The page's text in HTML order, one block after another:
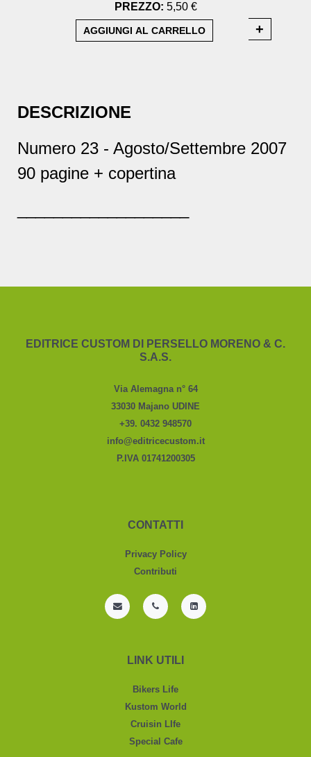
PREZZO: 5,50 €
DESCRIZIONE
Numero 23 - Agosto/Settembre 2007
90 pagine + copertina
EDITRICE CUSTOM DI PERSELLO MORENO & C.
S.A.S.
Via Alemagna n° 64
33030 Majano UDINE
+39. 0432 948570
info@editricecustom.it
P.IVA 01741200305
CONTATTI
Privacy Policy
Contributi
LINK UTILI
Bikers Life
Kustom World
Cruisin LIfe
Special Cafe